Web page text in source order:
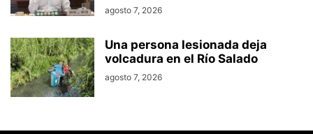
agosto 7, 2026
Una persona lesionada deja
volcadura en el Río Salado
agosto 7, 2026